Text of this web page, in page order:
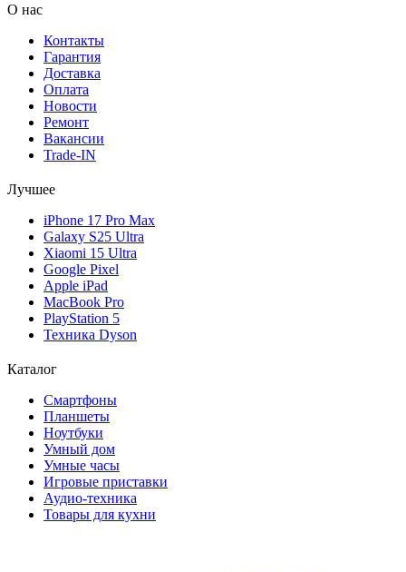
О нас
Контакты
Гарантия
Доставка
Оплата
Новости
Ремонт
Вакансии
Trade-IN
Лучшее
iPhone 17 Pro Max
Galaxy S25 Ultra
Xiaomi 15 Ultra
Google Pixel
Apple iPad
MacBook Pro
PlayStation 5
Техника Dyson
Каталог
Смартфоны
Планшеты
Ноутбуки
Умный дом
Умные часы
Игровые приставки
Аудио-техника
Товары для кухни